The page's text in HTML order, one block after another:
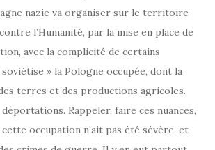
nazie va organiser sur le territoire
l’Humanité, par la mise en place de
avec la complicité de certains
soviétise » la Pologne occupée, dont la
terres et des productions agricoles.
déportations. Rappeler, faire ces nuances,
cette occupation n’ait pas été sévère, et